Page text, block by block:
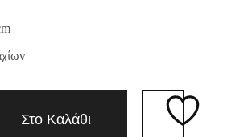
Στο Καλάθι